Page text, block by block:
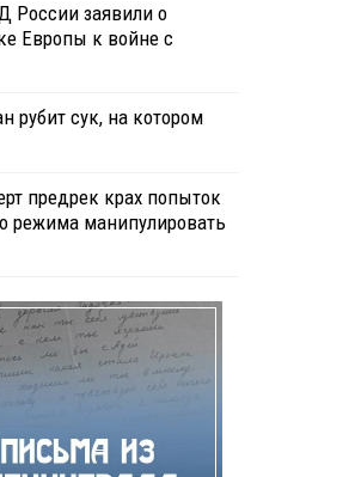
России заявили о
Европы к войне с
рубит сук, на котором
предрек крах попыток
режима манипулировать